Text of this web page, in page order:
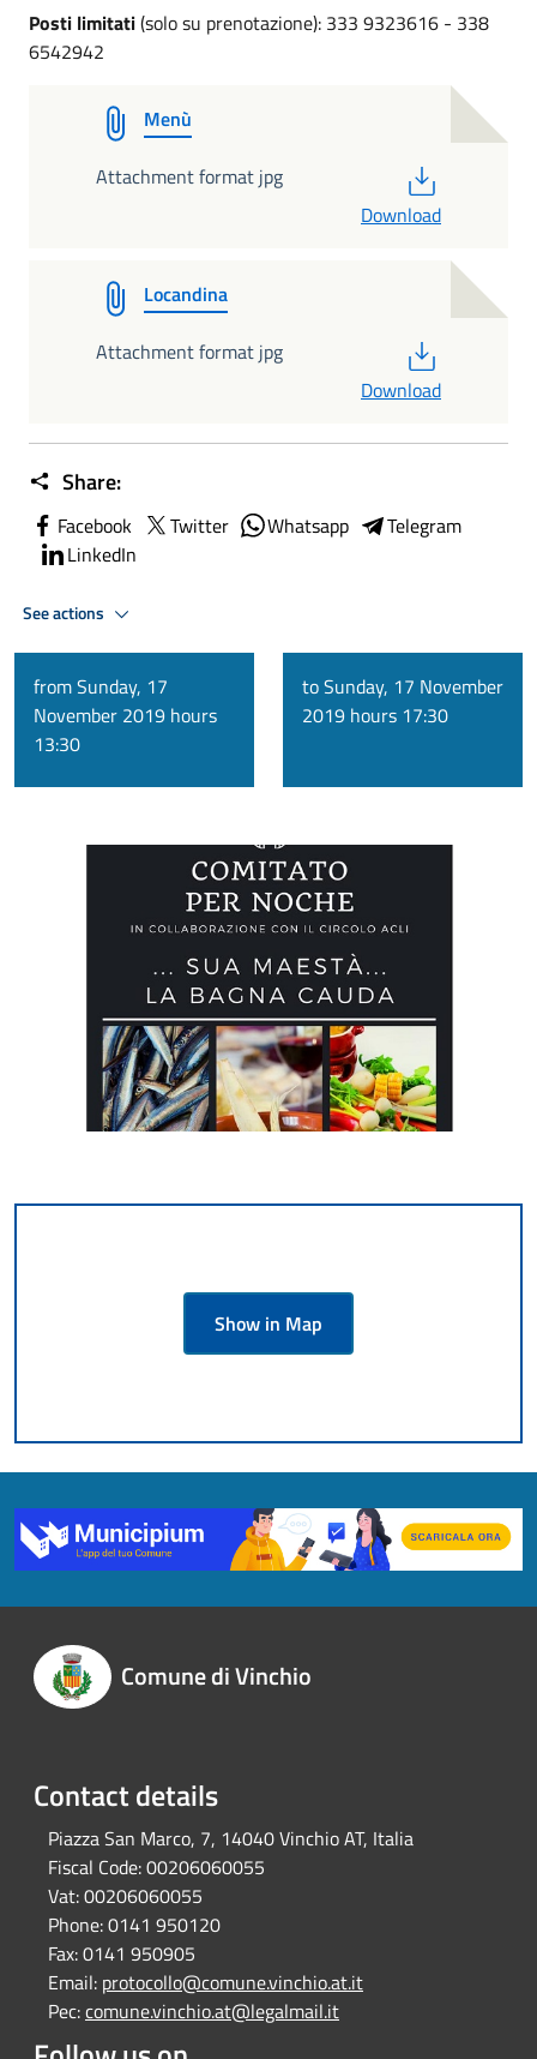
Posti limitati(solo su prenotazione): 333 9323616 - 338
6542942
Menù
Attachment format jpg
Download
Locandina
Attachment format jpg
Download
Share:
Facebook Twitter Whatsapp
Telegram
LinkedIn
See actions
from Sunday, 17
November 2019 hours
13:30
to Sunday, 17 November
2019 hours 17:30
Show in Map
Comune di Vinchio
Contact details
Piazza San Marco, 7, 14040 Vinchio AT, Italia
Fiscal Code:00206060055
Vat:00206060055
Phone:0141 950120
Fax:0141 950905
Email: protocollo@comune.vinchio.at.it
Pec:comune.vinchio.at@legalmail.it